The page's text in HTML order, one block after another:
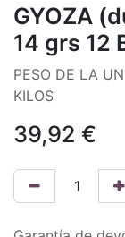
GYOZA
14 grs 12
PESO DE LA
KILOS
39,92 €